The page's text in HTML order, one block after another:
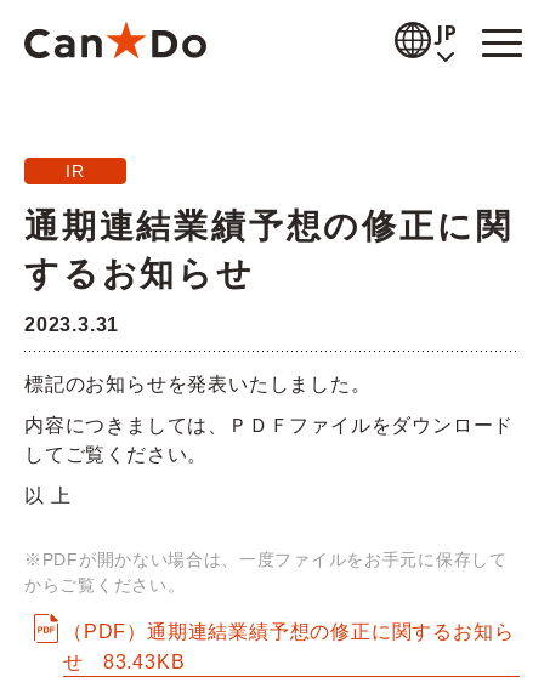
JP
お知らせ
商品情報
店舗検索
公式通販
採用情報
お問い合わせ
IR
通期連結業績予想の修正に関
するお知らせ
2023.3.31
標記のお知らせを発表いたしました。
内容につきましては、ＰＤＦファイルをダウンロード
してご覧ください。
以 上
※PDFが開かない場合は、一度ファイルをお手元に保存して
からご覧ください。
（PDF）通期連結業績予想の修正に関するお知ら
せ
83.43KB